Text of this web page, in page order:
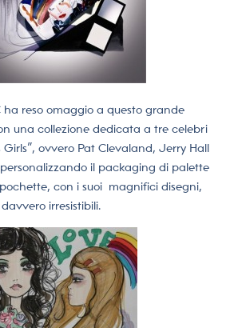
ha reso omaggio a questo grande
una collezione dedicata a tre celebri
Girls”, ovvero Pat Clevaland, Jerry Hall
il packaging di palette
con i suoi magnifici disegni,
davvero irresistibili.